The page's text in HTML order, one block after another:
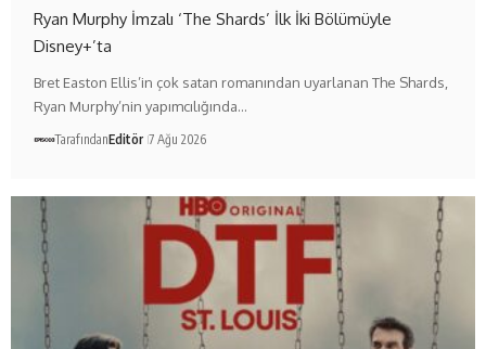
Ryan Murphy İmzalı ‘The Shards’ İlk İki Bölümüyle
Disney+’ta
Bret Easton Ellis’in çok satan romanından uyarlanan The Shards,
Ryan Murphy’nin yapımcılığında…
TarafındanEditör 7 Ağu 2026